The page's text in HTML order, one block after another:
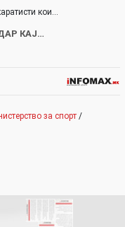
кои…
КАЈ…
за спорт /